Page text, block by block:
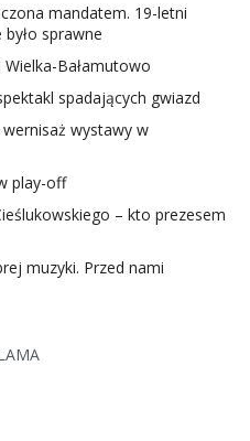
mandatem. 19-letni
sprawne
Bałamutowo
spadających gwiazd
wernisaż wystawy w
play-off
– kto prezesem
muzyki. Przed nami